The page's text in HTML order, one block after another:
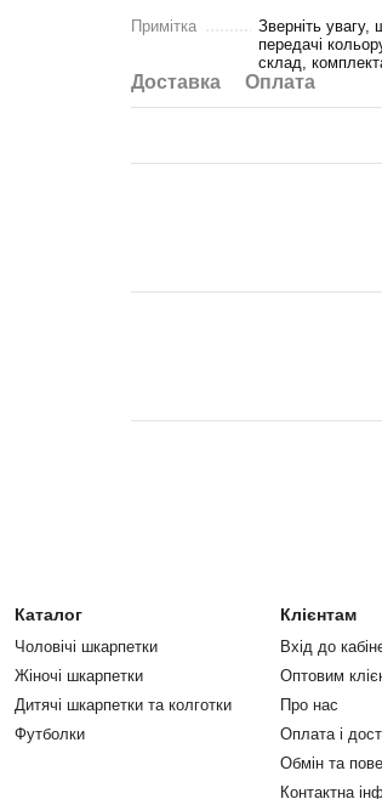
Примітка
Зверніть увагу,
передачі
склад,
Доставка Оплата
Каталог
Чоловічі шкарпетки
Жіночі шкарпетки
Дитячі шкарпетки та колготки
Футболки
Клієнтам
Вхід до
Оптовим
Про нас
Оплата і
Обмін та
Контактна